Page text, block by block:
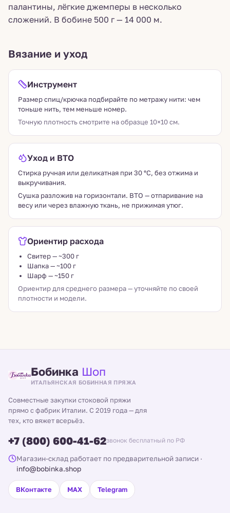
палантины, лёгкие джемперы в несколько
сложений. В бобине 500 г — 14 000 м.
Вязание и уход
Инструмент
Размер спиц/крючка подбирайте по метражу нити: чем
тоньше нить, тем меньше номер.
Точную плотность смотрите на образце 10×10 см.
Уход и ВТО
Стирка ручная или деликатная при 30 °C, без отжима и
выкручивания.
Сушка разложив на горизонтали. ВТО — отпаривание на
весу или через влажную ткань, не прижимая утюг.
Ориентир расхода
Свитер — ~300 г
Шапка — ~100 г
Шарф — ~150 г
Ориентир для среднего размера — уточняйте по своей
плотности и модели.
Бобинка Шоп
ИТАЛЬЯНСКАЯ БОБИННАЯ ПРЯЖА
Совместные закупки стоковой пряжи
прямо с фабрик Италии. С 2019 года — для
тех, кто вяжет всерьёз.
+7 (800) 600-41-62звонок бесплатный по РФ
Магазин-склад работает по предварительной записи ·
info@bobinka.shop
ВКонтакте MAX Telegram